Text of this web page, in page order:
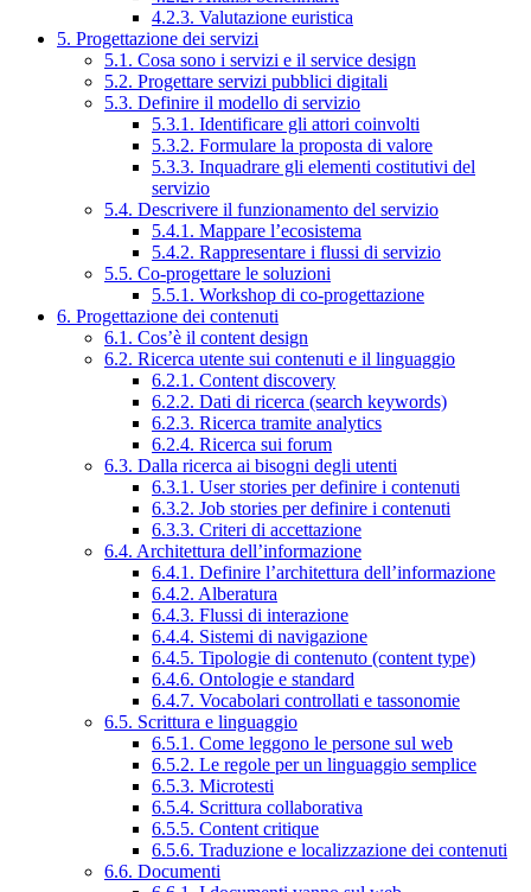
4.2.3. Valutazione euristica
5. Progettazione dei servizi
5.1. Cosa sono i servizi e il service design
5.2. Progettare servizi pubblici digitali
5.3. Definire il modello di servizio
5.3.1. Identificare gli attori coinvolti
5.3.2. Formulare la proposta di valore
5.3.3. Inquadrare gli elementi costitutivi del
servizio
5.4. Descrivere il funzionamento del servizio
5.4.1. Mappare l’ecosistema
5.4.2. Rappresentare i flussi di servizio
5.5. Co-progettare le soluzioni
5.5.1. Workshop di co-progettazione
6. Progettazione dei contenuti
6.1. Cos’è il content design
6.2. Ricerca utente sui contenuti e il linguaggio
6.2.1. Content discovery
6.2.2. Dati di ricerca (search keywords)
6.2.3. Ricerca tramite analytics
6.2.4. Ricerca sui forum
6.3. Dalla ricerca ai bisogni degli utenti
6.3.1. User stories per definire i contenuti
6.3.2. Job stories per definire i contenuti
6.3.3. Criteri di accettazione
6.4. Architettura dell’informazione
6.4.1. Definire l’architettura dell’informazione
6.4.2. Alberatura
6.4.3. Flussi di interazione
6.4.4. Sistemi di navigazione
6.4.5. Tipologie di contenuto (content type)
6.4.6. Ontologie e standard
6.4.7. Vocabolari controllati e tassonomie
6.5. Scrittura e linguaggio
6.5.1. Come leggono le persone sul web
6.5.2. Le regole per un linguaggio semplice
6.5.3. Microtesti
6.5.4. Scrittura collaborativa
6.5.5. Content critique
6.5.6. Traduzione e localizzazione dei contenuti
6.6. Documenti